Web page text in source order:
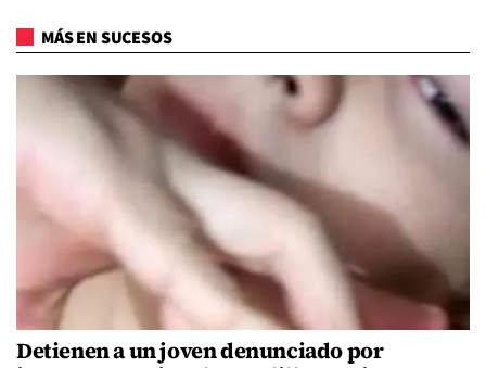
MÁS EN SUCESOS
Detienen a un joven denunciado por